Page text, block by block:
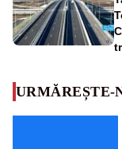
URMĂREȘTE-